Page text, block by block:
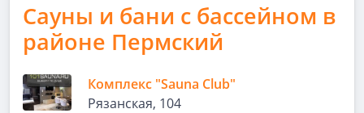
Сауны и бани с бассейном в
районе Пермский
Комплекс "Sauna Club"
Рязанская, 104